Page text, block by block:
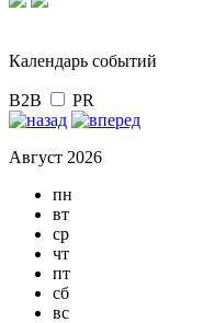
Календарь событий
B2B PR
Август 2026
пн
вт
ср
чт
пт
сб
вс